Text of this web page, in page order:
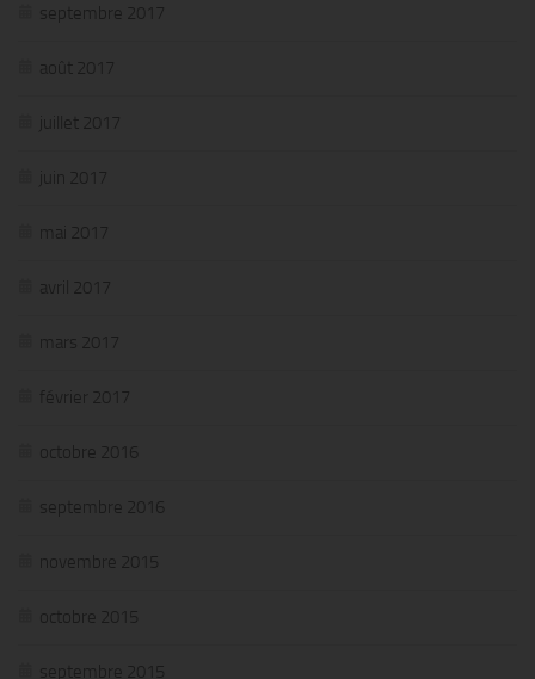
septembre 2017
août 2017
juillet 2017
juin 2017
mai 2017
avril 2017
mars 2017
février 2017
octobre 2016
septembre 2016
novembre 2015
octobre 2015
septembre 2015